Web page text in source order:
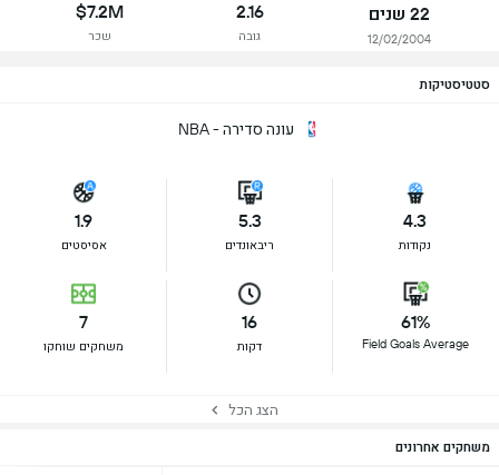
22 שנים
12/02/2004
2.16
גובה
$7.2M
שכר
סטטיסטיקות
עונה סדירה - NBA
4.3
נקודות
5.3
ריבאונדים
1.9
אסיסטים
61%
Field Goals Average
16
דקות
7
משחקים שוחקו
הצג הכל
משחקים אחרונים